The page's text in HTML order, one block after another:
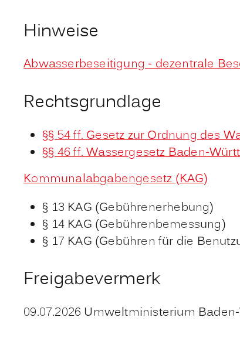
Hinweise
Abwasserbeseitigung - dezentrale
Rechtsgrundlage
§§ 54 ff. Gesetz zur Ordnung des
§§ 46 ff. Wassergesetz Baden-
Kommunalabgabengesetz (KAG)
§ 13 KAG (Gebührenerhebung)
§ 14 KAG (Gebührenbemessung)
§ 17 KAG (Gebühren für die
Freigabevermerk
09.07.2026 Umweltministerium